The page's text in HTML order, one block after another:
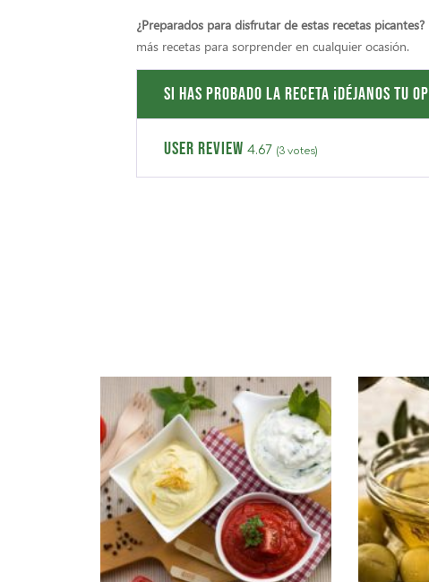
¿Preparados para disfrutar de estas recetas picantes?
más recetas para sorprender en cualquier ocasión.
Si has probado la receta ¡Déjanos tu
USER REVIEW 4.67 (3 votes)